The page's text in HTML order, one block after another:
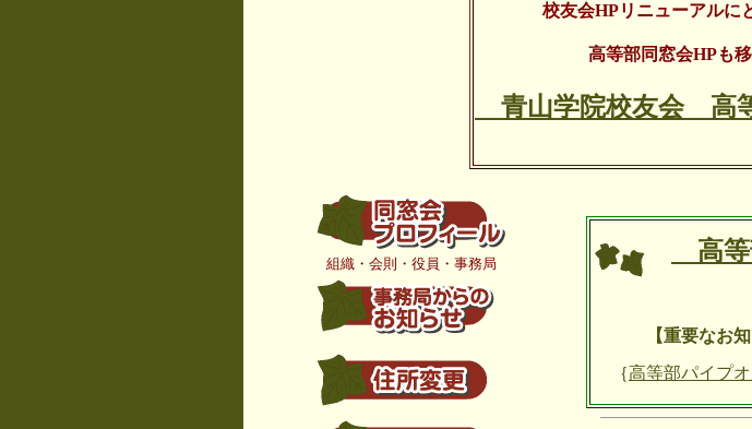
校友会HPリニューアルに
高等部同窓会HPも
青山学院校友会 高
組織・会則・役員・事務局 高等
みなさまの
【重要なお知
｛高等部パイプ